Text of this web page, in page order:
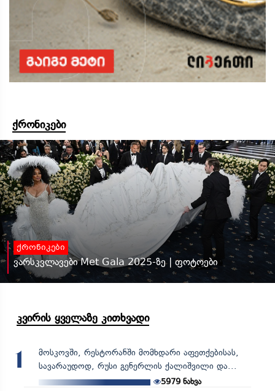
ქრონიკები
ქრონიკები
ვარსკვლავები Met Gala 2025-ზე | ფოტოები
კვირის ყველაზე კითხვადი
1
მოსკოვში, რესტორანში მომხდარი აფეთქებისას,
სავარაუდოდ, რუსი გენერლის ქალიშვილი და...
5979 ნახვა